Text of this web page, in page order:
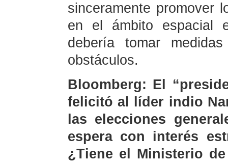
sinceramente promover
en el ámbito espacial
debería tomar
obstáculos.
Bloomberg: El
felicitó al líder indio
las elecciones
espera con interés
¿Tiene el Ministerio